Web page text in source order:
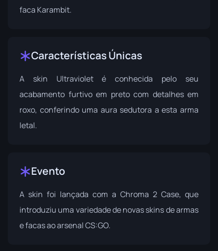
faca Karambit.
Características Únicas
A skin Ultraviolet é conhecida pelo seu
acabamento furtivo em preto com detalhes em
roxo, conferindo uma aura sedutora a esta arma
letal.
Evento
A skin foi lançada com a Chroma 2 Case, que
introduziu uma variedade de novas skins de armas
e facas ao arsenal CS:GO.